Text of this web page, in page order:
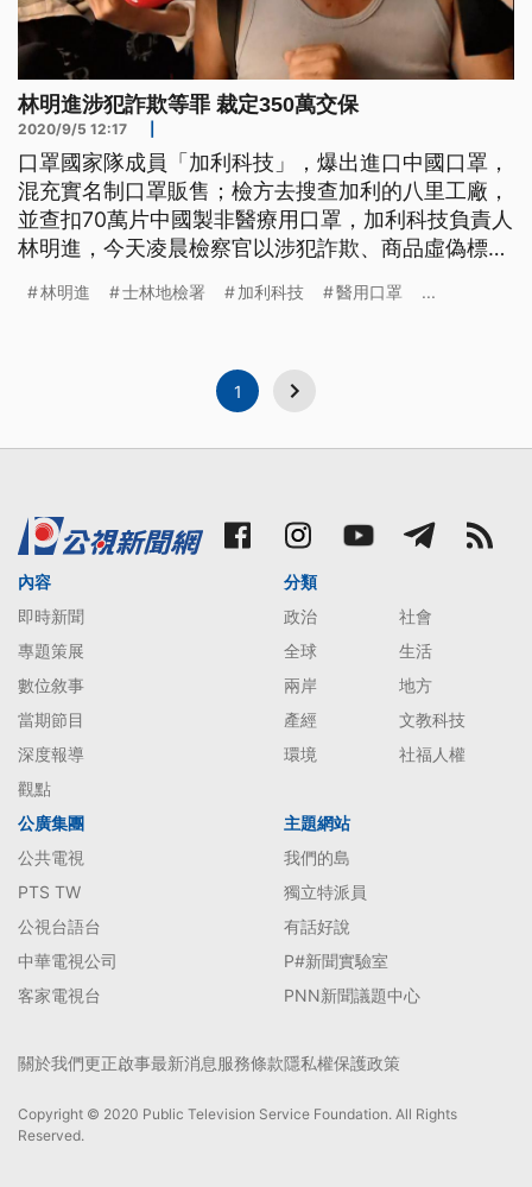
林明進涉犯詐欺等罪 裁定350萬交保
2020/9/5 12:17
口罩國家隊成員「加利科技」，爆出進口中國口罩，
混充實名制口罩販售；檢方去搜查加利的八里工廠，
並查扣70萬片中國製非醫療用口罩，加利科技負責人
林明進，今天凌晨檢察官以涉犯詐欺、商品虛偽標記
明進，4日下午態度大轉變，低頭不發一語。檢調偵
行6小時的搜索。並將林明進
林明進 士林地檢署 加利科技 醫用口罩 ...
1
內容
即時新聞
專題策展
數位敘事
當期節目
深度報導
觀點
分類
政治
社會
全球
生活
兩岸
地方
產經
文教科技
環境
社福人權
公廣集團
公共電視
PTS TW
公視台語台
中華電視公司
客家電視台
主題網站
我們的島
獨立特派員
有話好說
P#新聞實驗室
PNN新聞議題中心
關於我們更正啟事最新消息服務條款隱私權保護政策
Copyright © 2020 Public Television Service Foundation. All Rights
Reserved.